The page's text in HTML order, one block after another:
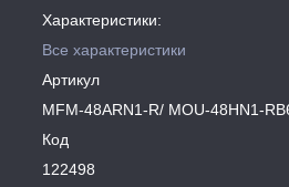
Характеристики:
Все характеристики
Артикул
MFM-48ARN1-R/ MOU-48HN1-
Код
122498